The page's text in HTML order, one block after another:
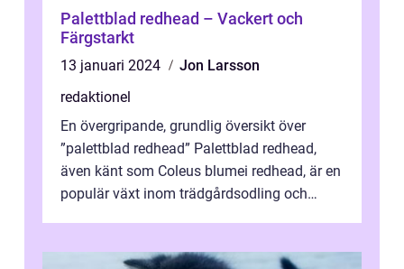
Palettblad redhead – Vackert och
Färgstarkt
13 januari 2024
Jon Larsson
redaktionel
En övergripande, grundlig översikt över
”palettblad redhead” Palettblad redhead,
även känt som Coleus blumei redhead, är en
populär växt inom trädgårdsodling och